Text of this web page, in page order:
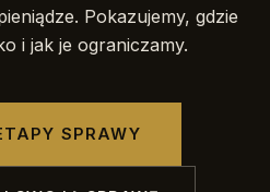
Pokazujemy, gdzie
i jak je ograniczamy.
SPRAWY